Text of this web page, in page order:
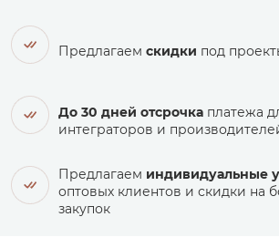
Предлагаем скидки под
До 30 дней отсрочка платежа
интеграторов и
Предлагаем индивидуальные
оптовых клиентов и скидки на
закупок